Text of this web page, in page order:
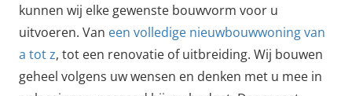
kunnen wij elke gewenste bouwvorm voor u
uitvoeren. Van een volledige nieuwbouwwoning van
a tot z, tot een renovatie of uitbreiding. Wij bouwen
geheel volgens uw wensen en denken met u mee in